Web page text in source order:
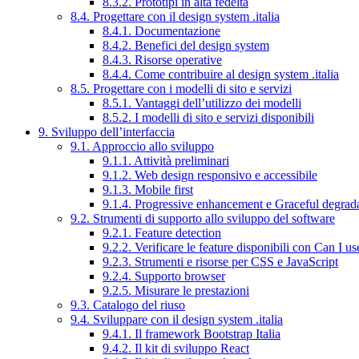
8.4. Progettare con il design system .italia
8.4.1. Documentazione
8.4.2. Benefici del design system
8.4.3. Risorse operative
8.4.4. Come contribuire al design system .italia
8.5. Progettare con i modelli di sito e servizi
8.5.1. Vantaggi dell’utilizzo dei modelli
8.5.2. I modelli di sito e servizi disponibili
9. Sviluppo dell’interfaccia
9.1. Approccio allo sviluppo
9.1.1. Attività preliminari
9.1.2. Web design responsivo e accessibile
9.1.3. Mobile first
9.1.4. Progressive enhancement e Graceful
9.2. Strumenti di supporto allo sviluppo del software
9.2.1. Feature detection
9.2.2. Verificare le feature disponibili con Can I
9.2.3. Strumenti e risorse per CSS e JavaScript
9.2.4. Supporto browser
9.2.5. Misurare le prestazioni
9.3. Catalogo del riuso
9.4. Sviluppare con il design system .italia
9.4.1. Il framework Bootstrap Italia
9.4.2. Il kit di sviluppo React